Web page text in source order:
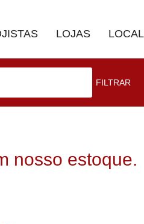
LOJAS
FILTRAR
nosso estoque.